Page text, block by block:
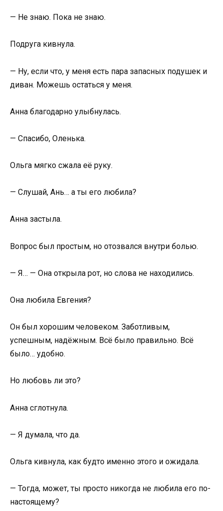
— Не знаю. Пока не знаю.
Подруга кивнула.
— Ну, если что, у меня есть пара запасных подушек и
диван. Можешь остаться у меня.
Анна благодарно улыбнулась.
— Спасибо, Оленька.
Ольга мягко сжала её руку.
— Слушай, Ань… а ты его любила?
Анна застыла.
Вопрос был простым, но отозвался внутри болью.
— Я… — Она открыла рот, но слова не находились.
Она любила Евгения?
Он был хорошим человеком. Заботливым,
успешным, надёжным. Всё было правильно. Всё
было… удобно.
Но любовь ли это?
Анна сглотнула.
— Я думала, что да.
Ольга кивнула, как будто именно этого и ожидала.
— Тогда, может, ты просто никогда не любила его по-
настоящему?